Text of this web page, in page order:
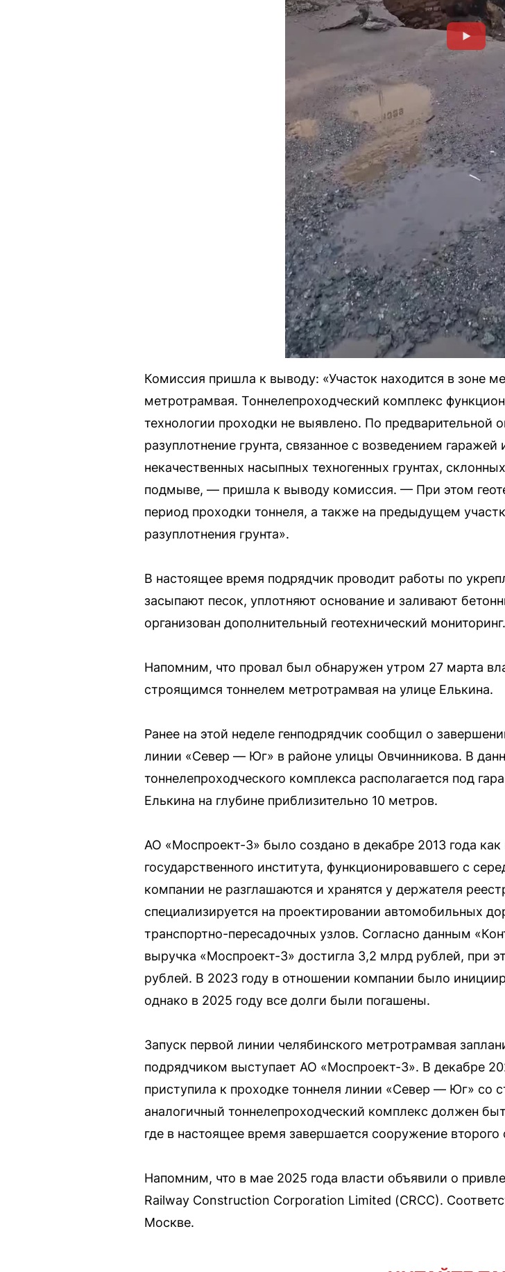
Комиссия пришла к выводу: «Участок находится в зоне
метротрамвая. Тоннелепроходческий комплекс
технологии проходки не выявлено. По предварительной
разуплотнение грунта, связанное с возведением
некачественных насыпных техногенных грунтах,
подмыве, — пришла к выводу комиссия. — При этом
период проходки тоннеля, а также на предыдущем
разуплотнения грунта».
В настоящее время подрядчик проводит работы по
засыпают песок, уплотняют основание и заливают
организован дополнительный геотехнический мониторинг.
Напомним, что провал был обнаружен утром 27 марта
строящимся тоннелем метротрамвая на улице Елькина.
Ранее на этой неделе генподрядчик сообщил о
линии «Север — Юг» в районе улицы Овчинникова. В
тоннелепроходческого комплекса располагается под
Елькина на глубине приблизительно 10 метров.
АО «Моспроект-3» было создано в декабре 2013 года
государственного института, функционировавшего с
компании не разглашаются и хранятся у держателя
специализируется на проектировании автомобильных
транспортно-пересадочных узлов. Согласно данным
выручка «Моспроект-3» достигла 3,2 млрд рублей, при
рублей. В 2023 году в отношении компании было
однако в 2025 году все долги были погашены.
Запуск первой линии челябинского метротрамвая
подрядчиком выступает АО «Моспроект-3». В декабре
приступила к проходке тоннеля линии «Север — Юг» со
аналогичный тоннелепроходческий комплекс должен
где в настоящее время завершается сооружение второго
Напомним, что в мае 2025 года власти объявили о
Railway Construction Corporation Limited (CRCC).
Москве.